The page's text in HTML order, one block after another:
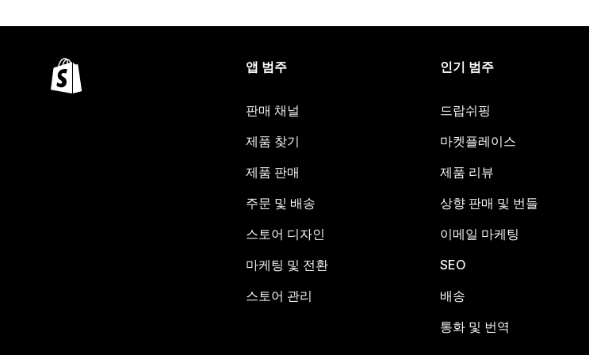
앱 범주
판매 채널
제품 찾기
제품 판매
주문 및 배송
스토어 디자인
마케팅 및 전환
스토어 관리
인기 범주
드랍쉬핑
마켓플레이스
제품 리뷰
상향 판매 및 번들
이메일 마케팅
SEO
배송
통화 및 번역